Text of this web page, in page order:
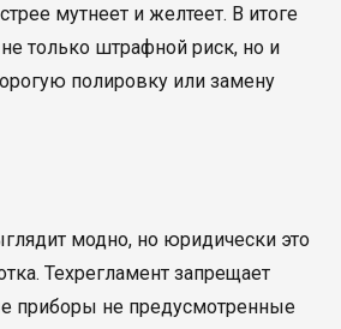
мутнеет и желтеет. В итоге
только штрафной риск, но и
полировку или замену
модно, но юридически это
Техрегламент запрещает
приборы не предусмотренные